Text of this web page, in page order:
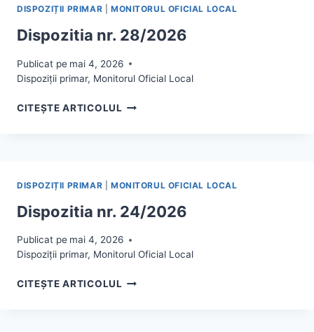
DISPOZIȚII PRIMAR MONITORUL OFICIAL LOCAL
Dispozitia nr. 28/2026
Publicat pe mai 4, 2026
Dispoziții primar, Monitorul Oficial Local
CITEȘTE ARTICOLUL DISPOZITIA
DISPOZIȚII PRIMAR MONITORUL OFICIAL LOCAL
Dispozitia nr. 24/2026
Publicat pe mai 4, 2026
Dispoziții primar, Monitorul Oficial Local
CITEȘTE ARTICOLUL DISPOZITIA